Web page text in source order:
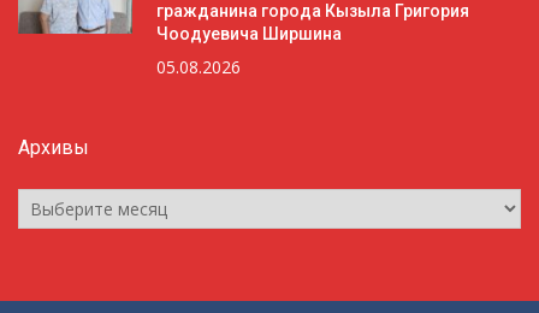
гражданина города Кызыла Григория
Чоодуевича Ширшина
05.08.2026
Архивы
Архивы